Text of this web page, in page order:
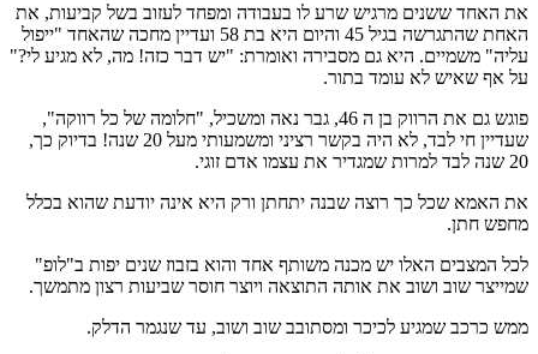
את האחד ששנים מרגיש שרע לו בעבודה ומפחד לעזוב בשל קביעות, את
האחת שהתגרשה בגיל 45 והיום היא בת 58 ועדיין מחכה שהאחד "ייפול
עליה" משמיים. היא גם מסבירה ואומרת: "יש דבר כזה! מה, לא מגיע לי?"
על אף שאיש לא עומד בתור.
פוגש גם את הרווק בן ה 46, גבר נאה ומשכיל, "חלומה של כל רווקה",
שעדיין חי לבד, לא היה בקשר רציני ומשמעותי מעל 20 שנה! בדיוק כך,
20 שנה לבד למרות שמגדיר את עצמו אדם זוגי.
את האמא שכל כך רוצה שבנה יתחתן ורק היא אינה יודעת שהוא בכלל
מחפש חתן.
לכל המצבים האלו יש מכנה משותף אחד והוא בזבוז שנים יפות ב"לופ"
שמייצר שוב ושוב את אותה התוצאה ויוצר חוסר שביעות רצון מתמשך.
ממש כרכב שמגיע לכיכר ומסתובב שוב ושוב, עד שנגמר הדלק.